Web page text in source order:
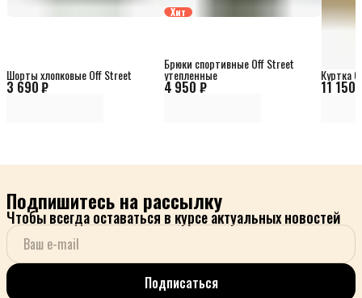
3 690 ₽
Шорты хлопковые Off Street
Хит
4 950 ₽
Брюки спортивные Off Street
утепленные
11 150
Куртка
Подпишитесь на рассылку
Чтобы всегда оставаться в курсе актуальных новостей
Подписаться